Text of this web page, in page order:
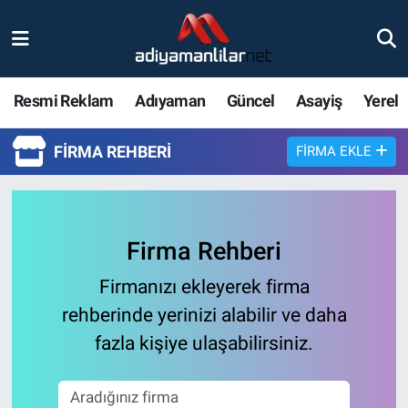
Resmi Reklam Adıyaman Güncel Asayiş Yerel
FIRMA REHBERI FIRMA EKLE
Firma Rehberi
Firmanızı ekleyerek firma
rehberinde yerinizi alabilir ve daha
fazla kişiye ulaşabilirsiniz.
Röportajlar
Bölge Haberleri
Asayiş
Sağlık
Nöbetçi Eczaneler
Adiyaman Namaz Vakitleri
Süper Lig Puan Durumu ve Fikstür
Son Dakika Haberleri
Haber Arşivi